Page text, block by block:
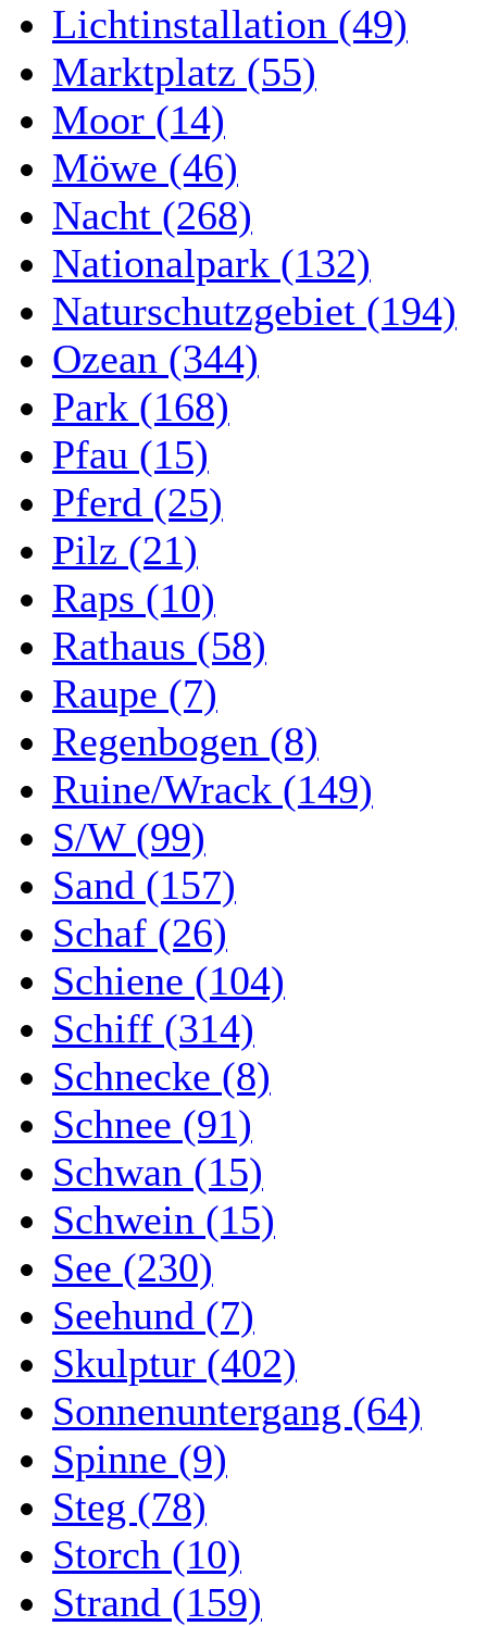
Lichtinstallation (49)
Marktplatz (55)
Moor (14)
Möwe (46)
Nacht (268)
Nationalpark (132)
Naturschutzgebiet (194)
Ozean (344)
Park (168)
Pfau (15)
Pferd (25)
Pilz (21)
Raps (10)
Rathaus (58)
Raupe (7)
Regenbogen (8)
Ruine/Wrack (149)
S/W (99)
Sand (157)
Schaf (26)
Schiene (104)
Schiff (314)
Schnecke (8)
Schnee (91)
Schwan (15)
Schwein (15)
See (230)
Seehund (7)
Skulptur (402)
Sonnenuntergang (64)
Spinne (9)
Steg (78)
Storch (10)
Strand (159)